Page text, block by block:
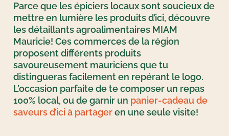
Parce que les épiciers locaux sont soucieux de
mettre en lumière les produits d’ici, découvre
les détaillants agroalimentaires MIAM
Mauricie! Ces commerces de la région
proposent différents produits
savoureusement mauriciens que tu
distingueras facilement en repérant le logo.
L’occasion parfaite de te composer un repas
100% local, ou de garnir un panier-cadeau de
saveurs d’ici à partageren une seule visite!